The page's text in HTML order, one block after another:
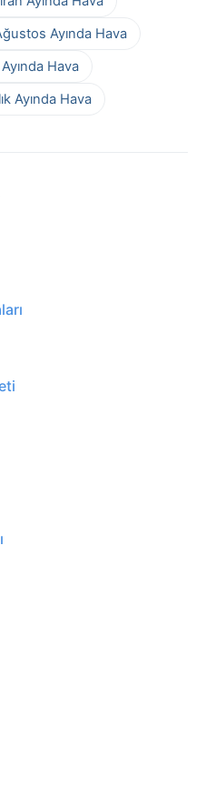
Ayında Hava
Hava
Ayında Hava